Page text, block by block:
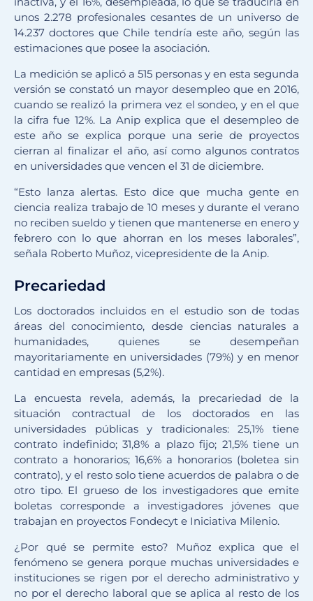
unos 2.278 profesionales cesantes de un universo de
14.237 doctores que Chile tendría este año, según las
estimaciones que posee la asociación.
La medición se aplicó a 515 personas y en esta segunda
versión se constató un mayor desempleo que en 2016,
cuando se realizó la primera vez el sondeo, y en el que
la cifra fue 12%. La Anip explica que el desempleo de
este año se explica porque una serie de proyectos
cierran al finalizar el año, así como algunos contratos
en universidades que vencen el 31 de diciembre.
“Esto lanza alertas. Esto dice que mucha gente en
ciencia realiza trabajo de 10 meses y durante el verano
no reciben sueldo y tienen que mantenerse en enero y
febrero con lo que ahorran en los meses laborales”,
señala Roberto Muñoz, vicepresidente de la Anip.
Precariedad
Los doctorados incluidos en el estudio son de todas
áreas del conocimiento, desde ciencias naturales a
humanidades, quienes se desempeñan
mayoritariamente en universidades (79%) y en menor
cantidad en empresas (5,2%).
La encuesta revela, además, la precariedad de la
situación contractual de los doctorados en las
universidades públicas y tradicionales: 25,1% tiene
contrato indefinido; 31,8% a plazo fijo; 21,5% tiene un
contrato a honorarios; 16,6% a honorarios (boletea sin
contrato), y el resto solo tiene acuerdos de palabra o de
otro tipo. El grueso de los investigadores que emite
boletas corresponde a investigadores jóvenes que
trabajan en proyectos Fondecyt e Iniciativa Milenio.
¿Por qué se permite esto? Muñoz explica que el
fenómeno se genera porque muchas universidades e
instituciones se rigen por el derecho administrativo y
no por el derecho laboral que se aplica al resto de los